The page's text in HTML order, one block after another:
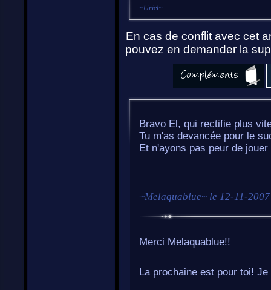
~Uriel~
En cas de conflit avec cet
pouvez en demander la
Bravo El, qui rectifie plus
Tu m'as devancée pour le
Et n'ayons pas peur de
~Melaquablue~ le 12-11-
Merci Melaquablue!!
La prochaine est pour toi!